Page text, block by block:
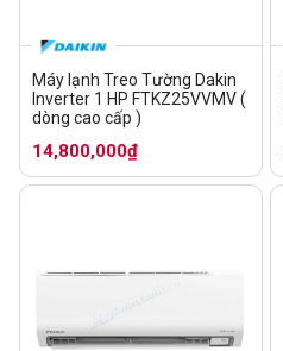
Máy lạnh Treo Tường Dakin
Inverter 1 HP FTKZ25VVMV (
dòng cao cấp )
14,800,000₫